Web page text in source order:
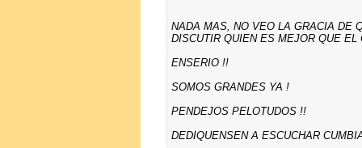
NADA MAS, NO VEO LA GRACIA DE
DISCUTIR QUIEN ES MEJOR QUE
ENSERIO !!
SOMOS GRANDES YA !
PENDEJOS PELOTUDOS !!
DEDIQUENSEN A ESCUCHAR